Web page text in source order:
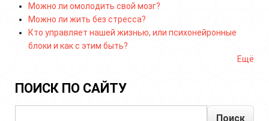
Можно ли омолодить свой мозг?
Можно ли жить без стресса?
Кто управляет нашей жизнью, или психонейронные
блоки и как с этим быть?
Ещё
ПОИСК ПО САЙТУ